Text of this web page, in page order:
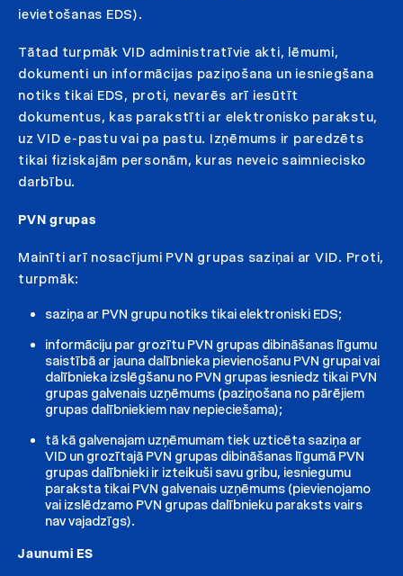
ievietošanas EDS).
Tātad turpmāk VID administratīvie akti, lēmumi,
dokumenti un informācijas paziņošana un iesniegšana
notiks tikai EDS, proti, nevarēs arī iesūtīt
dokumentus, kas parakstīti ar elektronisko parakstu,
uz VID e-pastu vai pa pastu. Izņēmums ir paredzēts
tikai fiziskajām personām, kuras neveic saimniecisko
darbību.
PVN grupas
Mainīti arī nosacījumi PVN grupas saziņai ar VID. Proti,
turpmāk:
saziņa ar PVN grupu notiks tikai elektroniski EDS;
informāciju par grozītu PVN grupas dibināšanas līgumu
saistībā ar jauna dalībnieka pievienošanu PVN grupai vai
dalībnieka izslēgšanu no PVN grupas iesniedz tikai PVN
grupas galvenais uzņēmums (paziņošana no pārējiem
grupas dalībniekiem nav nepieciešama);
tā kā galvenajam uzņēmumam tiek uzticēta saziņa ar
VID un grozītajā PVN grupas dibināšanas līgumā PVN
grupas dalībnieki ir izteikuši savu gribu, iesniegumu
paraksta tikai PVN galvenais uzņēmums (pievienojamo
vai izslēdzamo PVN grupas dalībnieku paraksts vairs
nav vajadzīgs).
Jaunumi ES